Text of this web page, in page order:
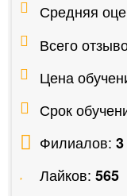
Средняя
Всего
Цена
Срок
Филиалов: 3
Лайков: 565